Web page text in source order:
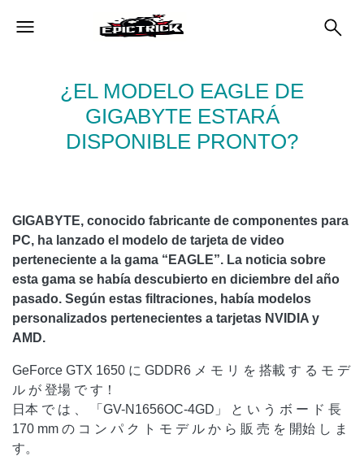
¿EL MODELO EAGLE DE
GIGABYTE ESTARÁ
DISPONIBLE PRONTO?
GIGABYTE, conocido fabricante de componentes para
PC, ha lanzado el modelo de tarjeta de video
perteneciente a la gama “EAGLE”. La noticia sobre
esta gama se había descubierto en diciembre del año
pasado. Según estas filtraciones, había modelos
personalizados pertenecientes a tarjetas NVIDIA y
AMD.
GeForce GTX 1650 に GDDR6 メ モ リ を 搭載 す る モ デ
ル が 登場 で す！
日本 で は 、 「GV-N1656OC-4GD」 と い う ボ ー ド 長
170 mm の コ ン パ ク ト モ デ ル か ら 販 売 を 開始 し ま
す。